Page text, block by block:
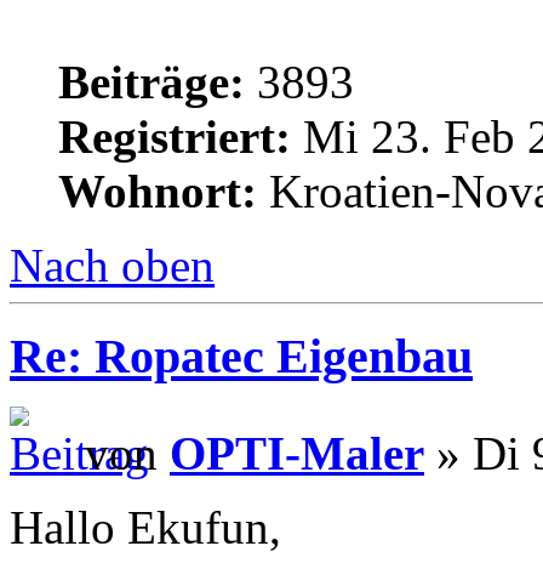
Beiträge: 3893
Registriert: Mi 23. Feb
Wohnort: Kroatien-
Nach oben
Re: Ropatec Eigenbau
von OPTI-Maler » Di
Hallo Ekufun,